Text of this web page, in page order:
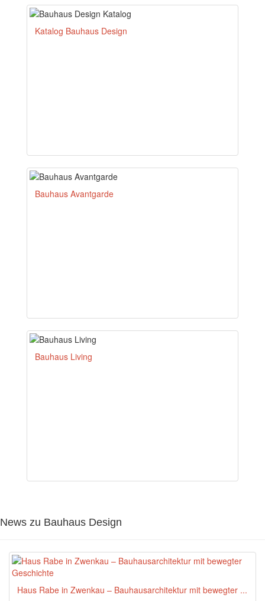
Katalog Bauhaus Design
Bauhaus Avantgarde
Bauhaus Living
News zu Bauhaus Design
Haus Rabe in Zwenkau – Bauhausarchitektur mit bewegter ...